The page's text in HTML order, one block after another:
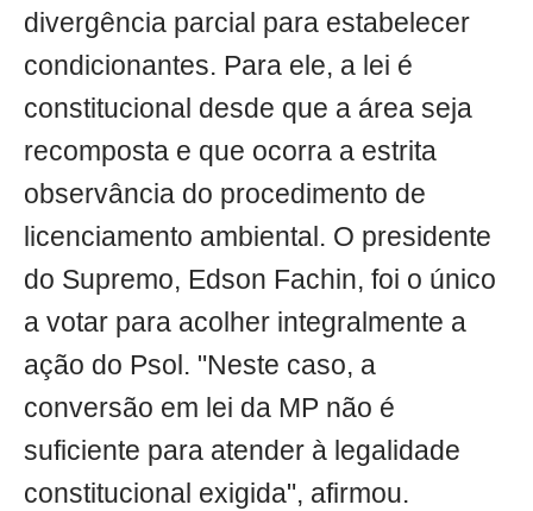
divergência parcial para estabelecer
condicionantes. Para ele, a lei é
constitucional desde que a área seja
recomposta e que ocorra a estrita
observância do procedimento de
licenciamento ambiental. O presidente
do Supremo, Edson Fachin, foi o único
a votar para acolher integralmente a
ação do Psol. "Neste caso, a
conversão em lei da MP não é
suficiente para atender à legalidade
constitucional exigida", afirmou.